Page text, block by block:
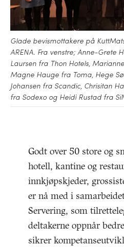
Glade bevismottakere på
ARENA. Fra venstre; Anne-Grete
Laursen fra Thon Hotels,
Magne Hauge fra Toma, Hege
Johansen fra Scandic, Chrisitan
fra Sodexo og Heidi Rustad fra
Godt over 50 store og
hotell, kantine og
innkjøpskjeder,
er nå med i
Servering, som
deltakerne oppnår
sikrer